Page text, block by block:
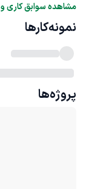
مشاهده سوابق کاری
نمونه‌کارها
پروژه‌ها